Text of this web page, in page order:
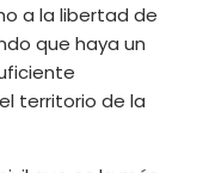
a la libertad de
que haya un
territorio de la